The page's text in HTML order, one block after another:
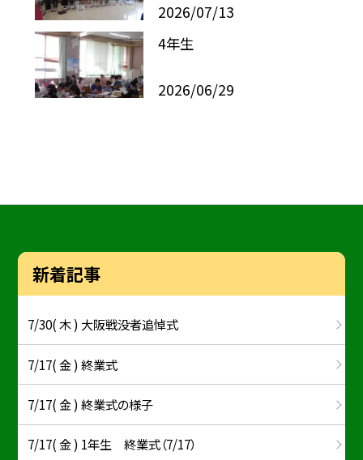
2026/07/13
4年生
2026/06/29
新着記事
7/30( 木 ) 大阪戦没者追悼式
7/17( 金 ) 終業式
7/17( 金 ) 終業式の様子
7/17( 金 ) 1年生 終業式（7/17）